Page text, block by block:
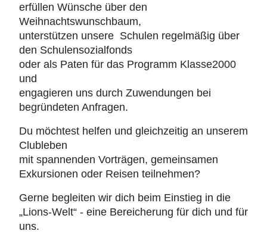
erfüllen Wünsche über den
Weihnachtswunschbaum,
unterstützen unsere Schulen regelmäßig über
den Schulensozialfonds
oder als Paten für das Programm Klasse2000
und
engagieren uns durch Zuwendungen bei
begründeten Anfragen.
Du möchtest helfen und gleichzeitig an unserem
Clubleben
mit spannenden Vorträgen, gemeinsamen
Exkursionen oder Reisen teilnehmen?
Gerne begleiten wir dich beim Einstieg in die
„Lions-Welt“ - eine Bereicherung für dich und für
uns.